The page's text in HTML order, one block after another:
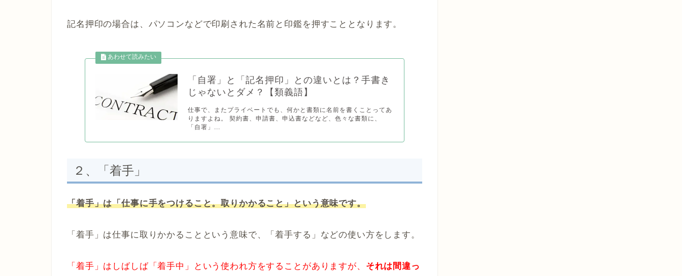
記名押印の場合は、パソコンなどで印刷された名前と印鑑を押すこととなります。
「自署」と「記名押印」との違いとは？手書き
じゃないとダメ？【類義語】
仕事で、またプライベートでも、何かと書類に名前を書くことってあ
りますよね。 契約書、申請書、申込書などなど、色々な書類に、
「自署」...
２、「着手」
「着手」は「仕事に手をつけること。取りかかること」という意味です。
「着手」は仕事に取りかかることという意味で、「着手する」などの使い方をします。
「着手」はしばしば「着手中」という使われ方をすることがありますが、 それは間違っ